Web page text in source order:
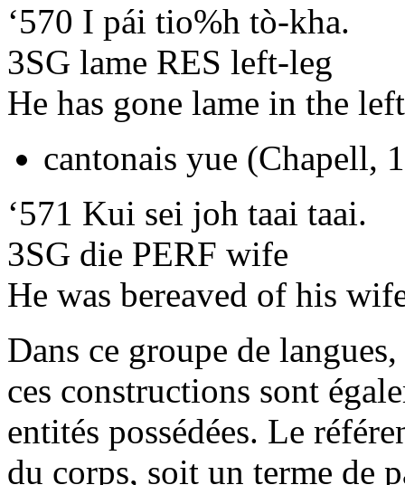
‘570 I pái tio%h tò-kha.
3SG lame RES left-leg
He has gone lame in the
cantonais yue (Chapell,
‘571 Kui sei joh taai taai.
3SG die PERF wife
He was bereaved of his
Dans ce groupe de
ces constructions sont
entités possédées. Le
du corps, soit un terme de